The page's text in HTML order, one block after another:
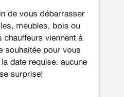
de vous débarrasser
meubles, bois ou
chauffeurs viennent à
souhaitée pour vous
date requise. aucune
surprise!